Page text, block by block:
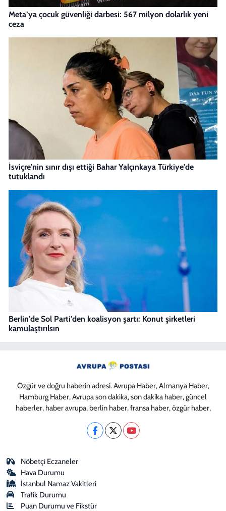
Meta’ya çocuk güvenliği darbesi: 567 milyon dolarlık yeni
ceza
İsviçre'nin sınır dışı ettiği Bahar Yalçınkaya Türkiye'de
tutuklandı
Berlin'de Sol Parti'den koalisyon şartı: Konut şirketleri
kamulaştırılsın
Özgür ve doğru haberin adresi. Avrupa Haber, Almanya Haber,
Hamburg Haber, Avrupa son dakika, son dakika haber, güncel
haberler, haber avrupa, berlin haber, fransa haber, özgür haber,
Nöbetçi Eczaneler
Hava Durumu
İstanbul Namaz Vakitleri
Trafik Durumu
Puan Durumu ve Fikstür